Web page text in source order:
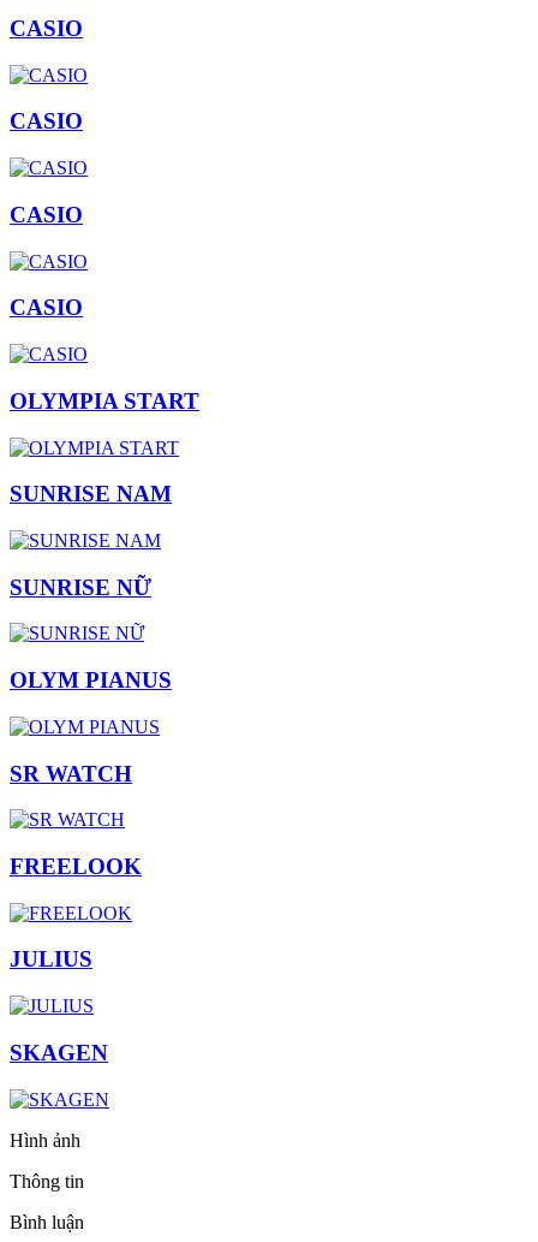
CASIO
CASIO
CASIO
CASIO
OLYMPIA START
SUNRISE NAM
SUNRISE NỮ
OLYM PIANUS
SR WATCH
FREELOOK
JULIUS
SKAGEN
Hình ảnh
Thông tin
Bình luận